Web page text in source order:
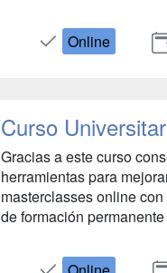
Online
Curso
Gracias a este curso
herramientas para
masterclasses online
de formación